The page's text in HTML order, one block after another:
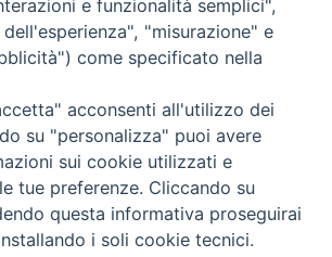
2019 - Tutti i diritti riservati - Vita
Torna
e funzionalità semplici",
"misurazione" e
come specificato nella
acconsenti all'utilizzo dei
su "personalizza" puoi avere
sui cookie utilizzati e
tue preferenze. Cliccando su
questa informativa proseguirai
i soli cookie tecnici.